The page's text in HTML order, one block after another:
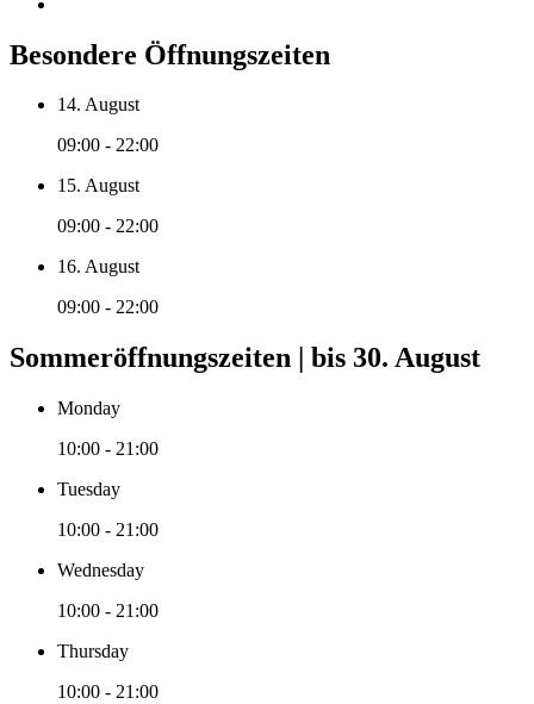
Besondere Öffnungszeiten
14. August
09:00 - 22:00
15. August
09:00 - 22:00
16. August
09:00 - 22:00
Sommeröffnungszeiten | bis 30. August
Monday
10:00 - 21:00
Tuesday
10:00 - 21:00
Wednesday
10:00 - 21:00
Thursday
10:00 - 21:00